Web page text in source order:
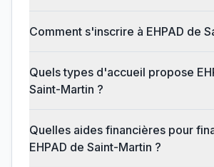
Comment s'inscrire à EHPAD de
Quels types d'accueil propose
Saint-Martin ?
Quelles aides financières pour
EHPAD de Saint-Martin ?